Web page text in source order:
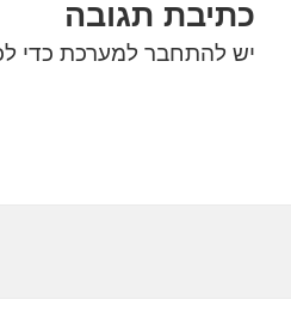
כתיבת תגובה
יש להתחבר למערכת כדי